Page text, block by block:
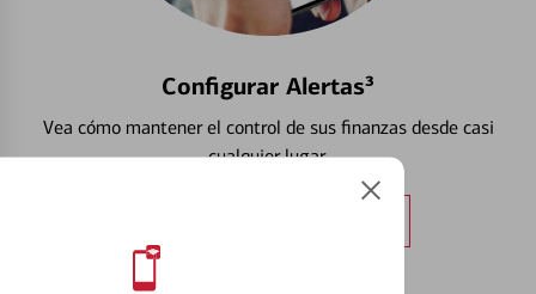
Configurar Alertas³
Vea cómo mantener el control de sus finanzas desde casi
cualquier lugar.